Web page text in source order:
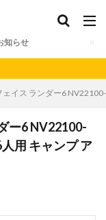
知らせ
ェイス ランダー6
ー6 NV22100-
用 キャンプ ア